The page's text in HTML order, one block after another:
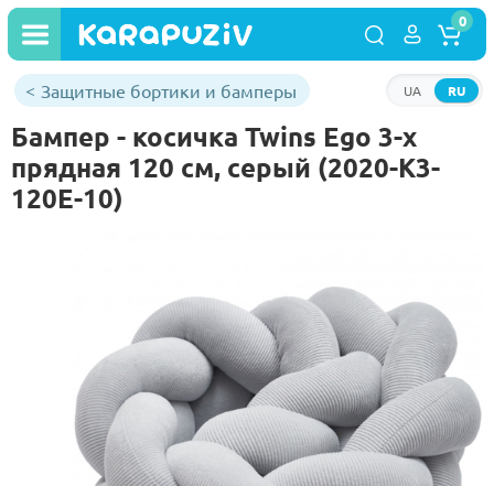
RU
UA
0
Защитные бортики и бамперы
Бампер - косичка Twins Ego 3-х
прядная 120 см, серый (2020-K3-
120E-10)